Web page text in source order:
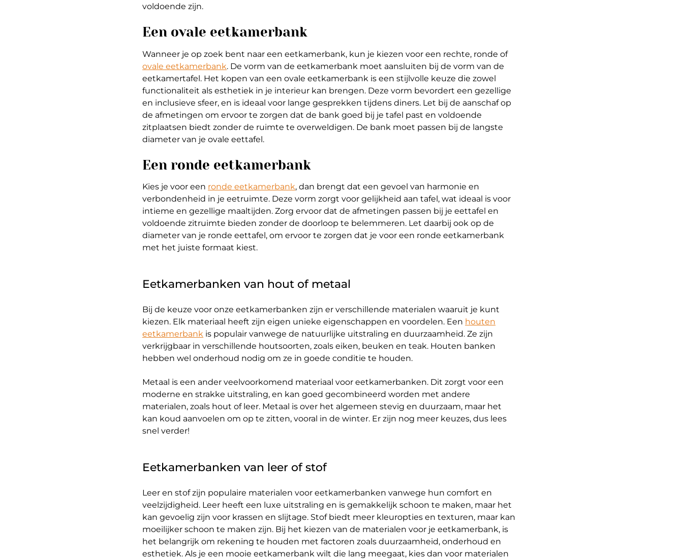
voldoende zijn.
Een ovale eetkamerbank
Wanneer je op zoek bent naar een eetkamerbank, kun je kiezen voor een rechte, ronde of
ovale eetkamerbank. De vorm van de eetkamerbank moet aansluiten bij de vorm van de
eetkamertafel. Het kopen van een ovale eetkamerbank is een stijlvolle keuze die zowel
functionaliteit als esthetiek in je interieur kan brengen. Deze vorm bevordert een gezellige
en inclusieve sfeer, en is ideaal voor lange gesprekken tijdens diners. Let bij de aanschaf op
de afmetingen om ervoor te zorgen dat de bank goed bij je tafel past en voldoende
zitplaatsen biedt zonder de ruimte te overweldigen. De bank moet passen bij de langste
diameter van je ovale eettafel.
Een ronde eetkamerbank
Kies je voor een ronde eetkamerbank, dan brengt dat een gevoel van harmonie en
verbondenheid in je eetruimte. Deze vorm zorgt voor gelijkheid aan tafel, wat ideaal is voor
intieme en gezellige maaltijden. Zorg ervoor dat de afmetingen passen bij je eettafel en
voldoende zitruimte bieden zonder de doorloop te belemmeren. Let daarbij ook op de
diameter van je ronde eettafel, om ervoor te zorgen dat je voor een ronde eetkamerbank
met het juiste formaat kiest.
Eetkamerbanken van hout of metaal
Bij de keuze voor onze eetkamerbanken zijn er verschillende materialen waaruit je kunt
kiezen. Elk materiaal heeft zijn eigen unieke eigenschappen en voordelen. Een houten
eetkamerbank is populair vanwege de natuurlijke uitstraling en duurzaamheid. Ze zijn
verkrijgbaar in verschillende houtsoorten, zoals eiken, beuken en teak. Houten banken
hebben wel onderhoud nodig om ze in goede conditie te houden.
Metaal is een ander veelvoorkomend materiaal voor eetkamerbanken. Dit zorgt voor een
moderne en strakke uitstraling, en kan goed gecombineerd worden met andere
materialen, zoals hout of leer. Metaal is over het algemeen stevig en duurzaam, maar het
kan koud aanvoelen om op te zitten, vooral in de winter. Er zijn nog meer keuzes, dus lees
snel verder!
Eetkamerbanken van leer of stof
Leer en stof zijn populaire materialen voor eetkamerbanken vanwege hun comfort en
veelzijdigheid. Leer heeft een luxe uitstraling en is gemakkelijk schoon te maken, maar het
kan gevoelig zijn voor krassen en slijtage. Stof biedt meer kleuropties en texturen, maar kan
moeilijker schoon te maken zijn. Bij het kiezen van de materialen voor je eetkamerbank, is
het belangrijk om rekening te houden met factoren zoals duurzaamheid, onderhoud en
esthetiek. Als je een mooie eetkamerbank wilt die lang meegaat, kies dan voor materialen